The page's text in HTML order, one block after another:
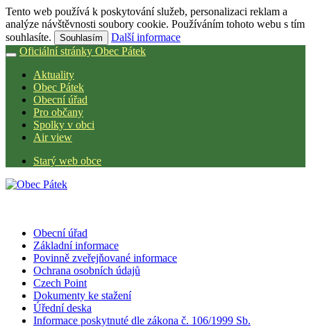
Tento web používá k poskytování služeb, personalizaci reklam a
analýze návštěvnosti soubory cookie. Používáním tohoto webu s tím
souhlasíte.
Souhlasím
Další informace
Oficiální stránky Obec Pátek
Aktuality
Obec Pátek
Obecní úřad
Pro občany
Spolky v obci
Air view
Starý web obce
Obecní úřad
Základní informace
Povinně zveřejňované informace
Ochrana osobních údajů
Czech Point
Dokumenty ke stažení
Úřední deska
Informace poskytnuté dle zákona č. 106/1999 Sb.